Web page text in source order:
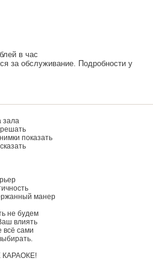
в час
за обслуживание. Подробности у
зала
показать
манер
не будем
влиять
всё сами